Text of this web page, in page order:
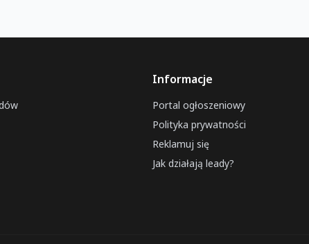
Informacje
Portal ogłoszeniowy
Polityka prywatności
Reklamuj się
Jak działają leady?